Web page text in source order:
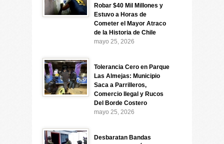
Robar $40 Mil Millones y
Estuvo a Horas de
Cometer el Mayor Atraco
de la Historia de Chile
mayo 25, 2026
Tolerancia Cero en Parque
Las Almejas: Municipio
Saca a Parrilleros,
Comercio Ilegal y Rucos
Del Borde Costero
mayo 25, 2026
Desbaratan Bandas